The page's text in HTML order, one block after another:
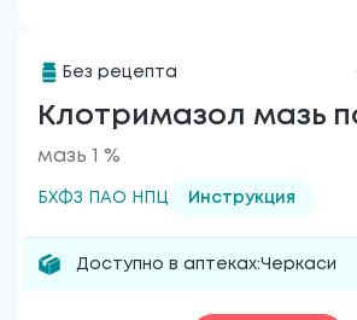
Без рецепта
Клотримазол мазь
мазь 1 %
БХФЗ ПАО НПЦ Инструкция
Доступно в аптеках:Черкаси